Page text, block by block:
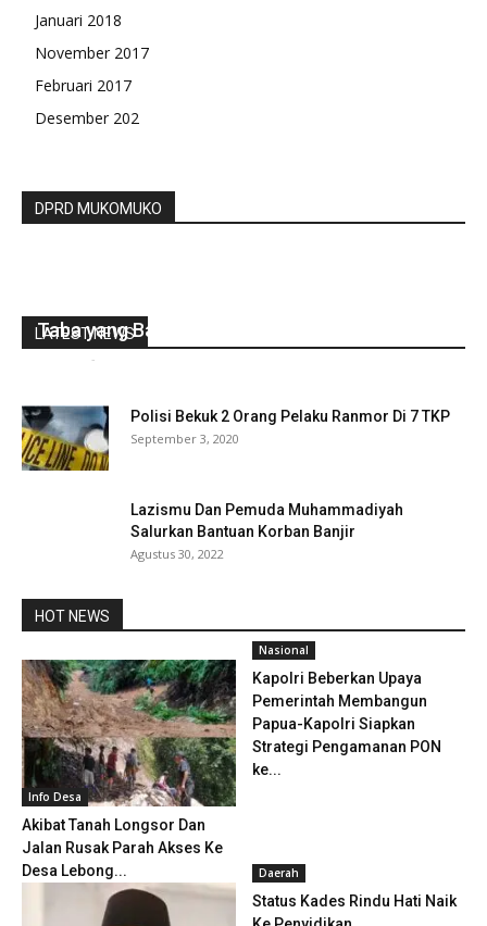
Januari 2018
November 2017
Februari 2017
Desember 202
DPRD MUKOMUKO
LATEST NEWS
Taba yang Baru Dilantik
-
Polisi Bekuk 2 Orang Pelaku Ranmor Di 7 TKP
September 3, 2020
Lazismu Dan Pemuda Muhammadiyah
Salurkan Bantuan Korban Banjir
Agustus 30, 2022
HOT NEWS
Info Desa
Akibat Tanah Longsor Dan
Jalan Rusak Parah Akses Ke
Desa Lebong...
Nasional
Kapolri Beberkan Upaya
Pemerintah Membangun
Papua-Kapolri Siapkan
Strategi Pengamanan PON
ke...
Daerah
Status Kades Rindu Hati Naik